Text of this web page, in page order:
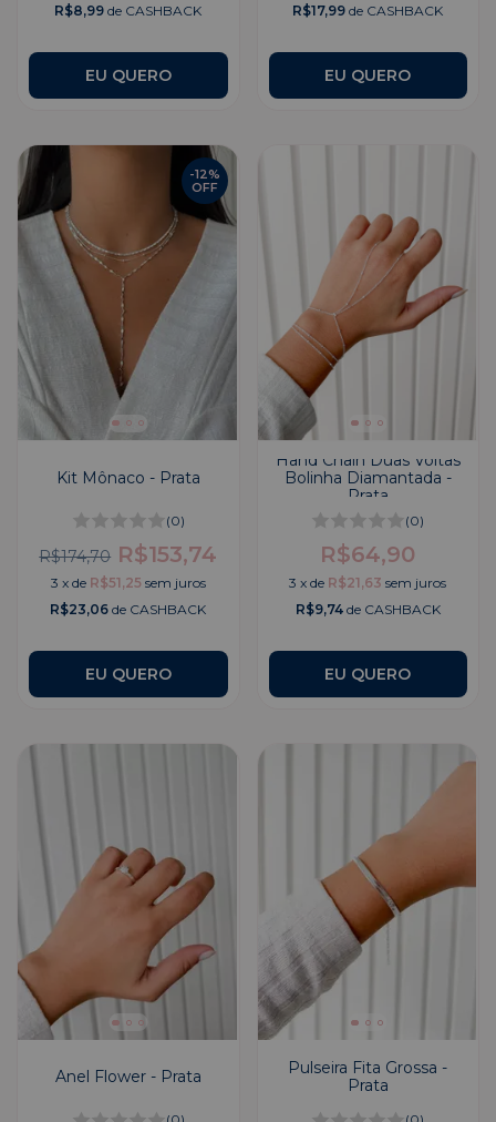
R$8,99 de CASHBACK
EU QUERO
R$17,99 de CASHBACK
Kit Mônaco - Prata
(0)
R$174,70 R$153,74
-12%
OFF
3 x de R$51,25 sem juros
R$23,06 de CASHBACK
EU QUERO
Hand Chain Duas Voltas
Bolinha Diamantada -
Prata
(0)
R$64,90
3 xde R$21,63 sem juros
R$9,74de CASHBACK
Anel Flower - Prata
Pulseira Fita Grossa -
Prata